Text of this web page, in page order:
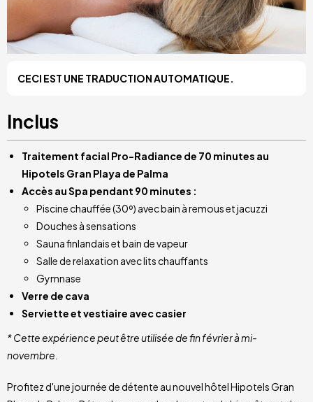
CECI EST UNE TRADUCTION AUTOMATIQUE.
Inclus
Traitement facial Pro-Radiance de 70 minutes au
Hipotels Gran Playa de Palma
Accès au Spa pendant 90 minutes :
Piscine chauffée (30º) avec bain à remous et jacuzzi
Douches à sensations
Sauna finlandais et bain de vapeur
Salle de relaxation avec lits chauffants
Gymnase
Verre de cava
Serviette et vestiaire avec casier
* Cette expérience peut être utilisée de fin février à mi-
novembre.
Profitez d'une journée de détente au nouvel hôtel Hipotels Gran